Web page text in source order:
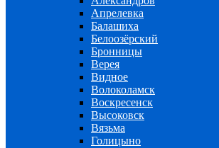
Апрелевка
Балашиха
Белоозёрский
Бронницы
Верея
Видное
Волоколамск
Воскресенск
Высоковск
Вязьма
Голицыно